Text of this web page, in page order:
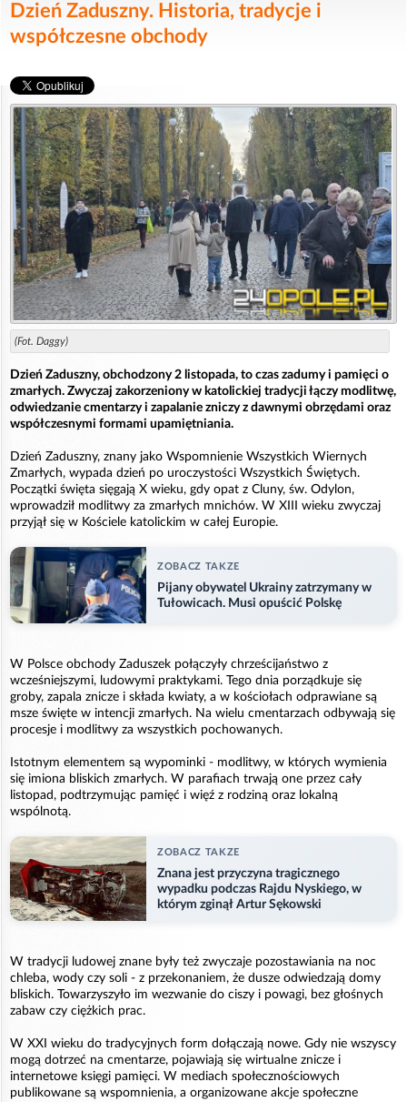
Dzień Zaduszny. Historia, tradycje i
współczesne obchody
(Fot. Daggy)
Dzień Zaduszny, obchodzony 2 listopada, to czas zadumy i pamięci o
zmarłych. Zwyczaj zakorzeniony w katolickiej tradycji łączy modlitwę,
odwiedzanie cmentarzy i zapalanie zniczy z dawnymi obrzędami oraz
współczesnymi formami upamiętniania.
Dzień Zaduszny, znany jako Wspomnienie Wszystkich Wiernych
Zmarłych, wypada dzień po uroczystości Wszystkich Świętych.
Początki święta sięgają X wieku, gdy opat z Cluny, św. Odylon,
wprowadził modlitwy za zmarłych mnichów. W XIII wieku zwyczaj
przyjął się w Kościele katolickim w całej Europie.
ZOBACZ TAKZE
Pijany obywatel Ukrainy zatrzymany w
Tułowicach. Musi opuścić Polskę
W Polsce obchody Zaduszek połączyły chrześcijaństwo z
wcześniejszymi, ludowymi praktykami. Tego dnia porządkuje się
groby, zapala znicze i składa kwiaty, a w kościołach odprawiane są
msze święte w intencji zmarłych. Na wielu cmentarzach odbywają się
procesje i modlitwy za wszystkich pochowanych.
Istotnym elementem są wypominki - modlitwy, w których wymienia
się imiona bliskich zmarłych. W parafiach trwają one przez cały
listopad, podtrzymując pamięć i więź z rodziną oraz lokalną
wspólnotą.
ZOBACZ TAKZE
Znana jest przyczyna tragicznego
wypadku podczas Rajdu Nyskiego, w
którym zginął Artur Sękowski
W tradycji ludowej znane były też zwyczaje pozostawiania na noc
chleba, wody czy soli - z przekonaniem, że dusze odwiedzają domy
bliskich. Towarzyszyło im wezwanie do ciszy i powagi, bez głośnych
zabaw czy ciężkich prac.
W XXI wieku do tradycyjnych form dołączają nowe. Gdy nie wszyscy
mogą dotrzeć na cmentarze, pojawiają się wirtualne znicze i
internetowe księgi pamięci. W mediach społecznościowych
publikowane są wspomnienia, a organizowane akcje społeczne